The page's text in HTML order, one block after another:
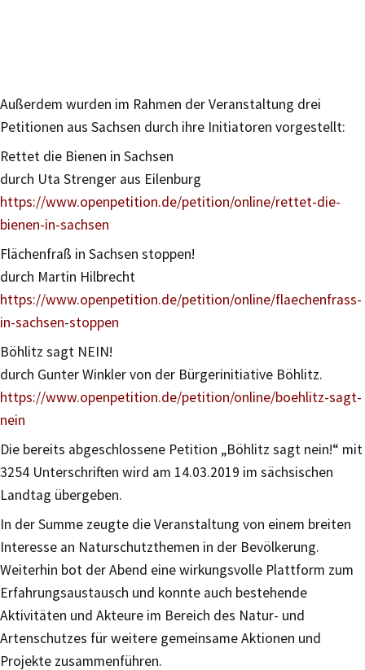
Außerdem wurden im Rahmen der Veranstaltung drei
Petitionen aus Sachsen durch ihre Initiatoren vorgestellt:
Rettet die Bienen in Sachsen
durch Uta Strenger aus Eilenburg
https://www.openpetition.de/petition/online/rettet-die-
bienen-in-sachsen
Flächenfraß in Sachsen stoppen!
durch Martin Hilbrecht
https://www.openpetition.de/petition/online/flaechenfrass-
in-sachsen-stoppen
Böhlitz sagt NEIN!
durch Gunter Winkler von der Bürgerinitiative Böhlitz.
https://www.openpetition.de/petition/online/boehlitz-sagt-
nein
Die bereits abgeschlossene Petition „Böhlitz sagt nein!“ mit
3254 Unterschriften wird am 14.03.2019 im sächsischen
Landtag übergeben.
In der Summe zeugte die Veranstaltung von einem breiten
Interesse an Naturschutzthemen in der Bevölkerung.
Weiterhin bot der Abend eine wirkungsvolle Plattform zum
Erfahrungsaustausch und konnte auch bestehende
Aktivitäten und Akteure im Bereich des Natur- und
Artenschutzes für weitere gemeinsame Aktionen und
Projekte zusammenführen.